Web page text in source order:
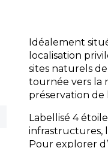
Idéalement
localisation
sites naturels
tournée vers la
préservation de
Labellisé 4
infrastructures,
Pour explorer